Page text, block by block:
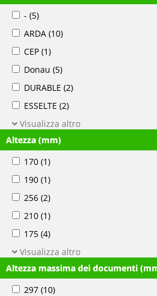
- (5)
ARDA (10)
CEP (1)
Donau (5)
DURABLE (2)
ESSELTE (2)
Visualizza altro
Altezza (mm)
170 (1)
190 (1)
256 (2)
210 (1)
175 (4)
Visualizza altro
Altezza massima dei documenti
297 (10)